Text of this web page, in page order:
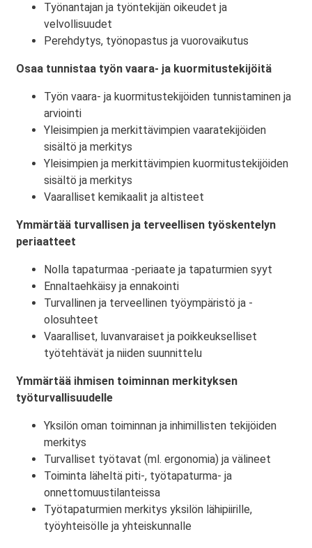
Työnantajan ja työntekijän oikeudet ja
velvollisuudet
Perehdytys, työnopastus ja vuorovaikutus
Osaa tunnistaa työn vaara- ja kuormitustekijöitä
Työn vaara- ja kuormitustekijöiden tunnistaminen ja
arviointi
Yleisimpien ja merkittävimpien vaaratekijöiden
sisältö ja merkitys
Yleisimpien ja merkittävimpien kuormitustekijöiden
sisältö ja merkitys
Vaaralliset kemikaalit ja altisteet
Ymmärtää turvallisen ja terveellisen työskentelyn
periaatteet
Nolla tapaturmaa -periaate ja tapaturmien syyt
Ennaltaehkäisy ja ennakointi
Turvallinen ja terveellinen työympäristö ja -
olosuhteet
Vaaralliset, luvanvaraiset ja poikkeukselliset
työtehtävät ja niiden suunnittelu
Ymmärtää ihmisen toiminnan merkityksen
työturvallisuudelle
Yksilön oman toiminnan ja inhimillisten tekijöiden
merkitys
Turvalliset työtavat (ml. ergonomia) ja välineet
Toiminta läheltä piti-, työtapaturma- ja
onnettomuustilanteissa
Työtapaturmien merkitys yksilön lähipiirille,
työyhteisölle ja yhteiskunnalle